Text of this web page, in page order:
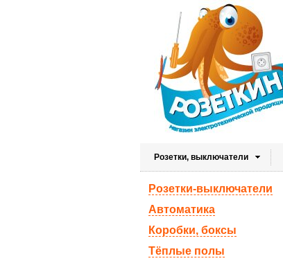
Розетки, выключатели
Розетки-выключатели
Автоматика
Коробки, боксы
Тёплые полы